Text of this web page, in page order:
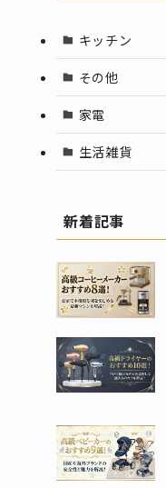
キッチン
その他
家電
生活雑貨
新着記事